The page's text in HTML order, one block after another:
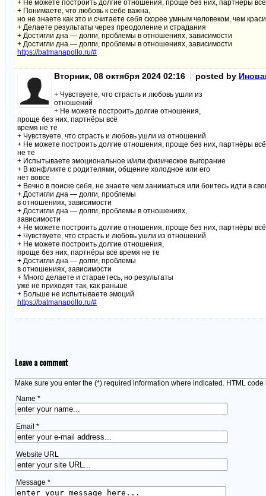
+ Не можете построить долгие отношения, проще без них, партнёры
+ Понимаете, что любовь к себе важна,
но не знаете как это и считаете себя скорее умным человеком, чем
+ Делаете результаты через преодоление и страдания
+ Достигли дна — долги, проблемы в отношениях, зависимости
+ Достигли дна — долги, проблемы в отношениях, зависимости
https://batmanapollo.ru/#
Вторник, 08 октября 2024 02:16 posted by
+ Чувствуете, что страсть и любовь ушли из
отношений
+ Не можете построить долгие отношения,
проще без них, партнёры всё
время не те
+ Чувствуете, что страсть и любовь ушли из отношений
+ Не можете построить долгие отношения, проще без них, партнёры
не те
+ Испытываете эмоциональное и/или физическое выгорание
+ В конфликте с родителями, общение холодное или его
нет вовсе
+ Вечно в поиске себя, не знаете чем заниматься или боитесь идти в
+ Достигли дна — долги, проблемы
в отношениях, зависимости
+ Достигли дна — долги, проблемы в отношениях,
зависимости
+ Не можете построить долгие отношения, проще без них, партнёры
+ Чувствуете, что страсть и любовь ушли из отношений
+ Не можете построить долгие отношения,
проще без них, партнёры всё время не те
+ Достигли дна — долги, проблемы
в отношениях, зависимости
+ Много делаете и стараетесь, но результаты
уже не приходят так, как раньше
+ Больше не испытываете эмоций
https://batmanapollo.ru/#
Leave a comment
Make sure you enter the (*) required information where indicated. HTML
Name *
Email *
Website URL
Message *